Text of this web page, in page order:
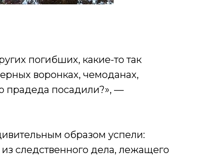
погибших, какие-то так
воронках, чемоданах,
прадеда посадили?», —
образом успели:
следственного дела, лежащего